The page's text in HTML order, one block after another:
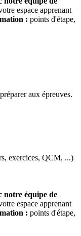
espace apprenant
: points d'étape,
aux épreuves.
exercices, QCM, ...)
notre équipe de
espace apprenant
: points d'étape,